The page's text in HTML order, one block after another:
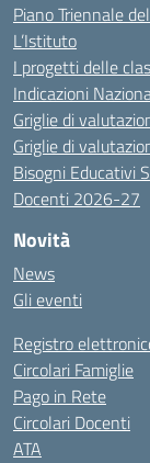
Piano Triennale
L’Istituto
I progetti delle
Indicazioni
Griglie di
Griglie di
Bisogni Educativi
Docenti 2026-27
Novità
News
Gli eventi
Registro
Circolari Famiglie
Pago in Rete
Circolari Docenti
ATA